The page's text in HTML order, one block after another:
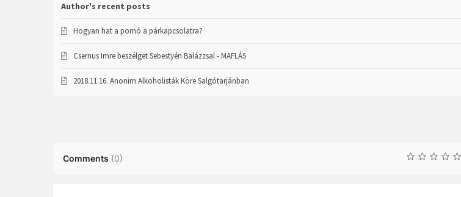
Author's recent posts
Hogyan hat a pornó a párkapcsolatra?
Csernus Imre beszélget Sebestyén Balázzsal - MAFLÁS
2018.11.16. Anonim Alkoholisták Köre Salgótarjánban
Comments (0)